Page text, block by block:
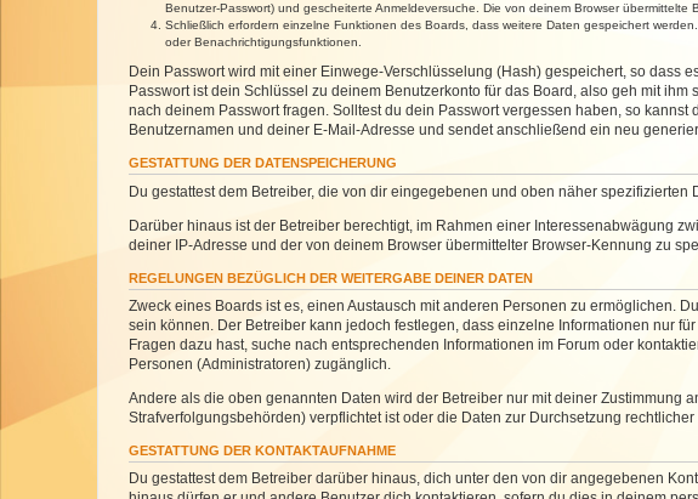
Benutzer-Passwort) und gescheiterte Anmeldeversuche. Die von deinem Browser
Schließlich erfordern einzelne Funktionen des Boards, dass weitere Daten gespeichert
oder Benachrichtigungsfunktionen.
Dein Passwort wird mit einer Einwege-Verschlüsselung (Hash) gespeichert, so dass
Passwort ist dein Schlüssel zu deinem Benutzerkonto für das Board, also geh mit
nach deinem Passwort fragen. Solltest du dein Passwort vergessen haben, so
Benutzernamen und deiner E-Mail-Adresse und sendet anschließend ein neu
GESTATTUNG DER DATENSPEICHERUNG
Du gestattest dem Betreiber, die von dir eingegebenen und oben näher
Darüber hinaus ist der Betreiber berechtigt, im Rahmen einer Interessenabwägung
deiner IP-Adresse und der von deinem Browser übermittelter Browser-Kennung zu
REGELUNGEN BEZÜGLICH DER WEITERGABE DEINER DATEN
Zweck eines Boards ist es, einen Austausch mit anderen Personen zu ermöglichen.
sein können. Der Betreiber kann jedoch festlegen, dass einzelne Informationen nur
Fragen dazu hast, suche nach entsprechenden Informationen im Forum oder
Personen (Administratoren) zugänglich.
Andere als die oben genannten Daten wird der Betreiber nur mit deiner Zustimmung
Strafverfolgungsbehörden) verpflichtet ist oder die Daten zur Durchsetzung rechtlicher
GESTATTUNG DER KONTAKTAUFNAHME
Du gestattest dem Betreiber darüber hinaus, dich unter den von dir angegebenen